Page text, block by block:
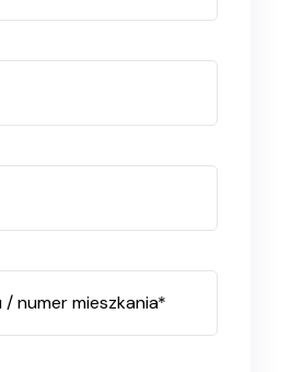
/ numer mieszkania*